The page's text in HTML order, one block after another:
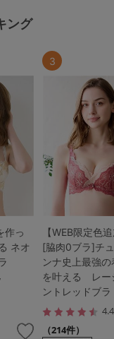
ング
作っ
ネオ
3
【WEB限定色
[脇肉0ブラ]チ
ンナ史上最強
を叶える レー
ントレッドブラ
4.4
（214件）